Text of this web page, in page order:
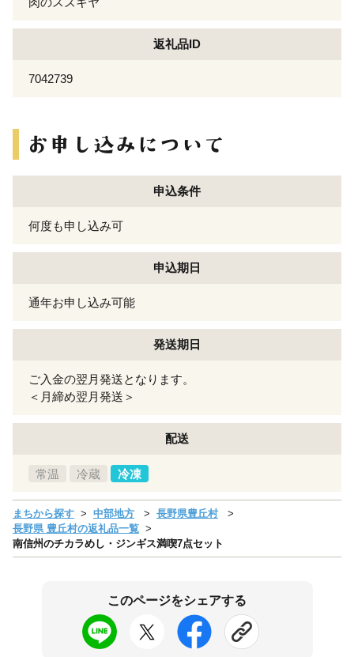
返礼品ID
7042739
申込条件
何度も申し込み可
申込期日
通年お申し込み可能
発送期日
ご入金の翌月発送となります。
＜月締め翌月発送＞
配送
常温 冷蔵 冷凍
まちから探す 中部地方
長野県豊丘村
長野県 豊丘村の返礼品一覧
南信州のチカラめし・ジンギス満喫7点セット
このページをシェアする